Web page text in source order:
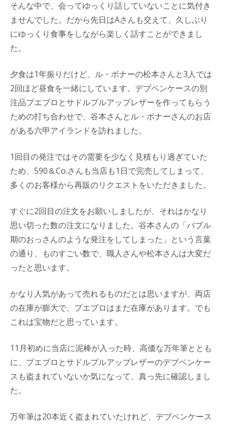
そんな中で、会ってゆっくり話していないことに気付き
ませんでした。だから先日はAさんも交えて、久しぶり
にゆっくり食事をしながら楽しく話すことができまし
た。
夕食は1年振りだけど、ル・ボナーの松本さんと3人では
2回ほど昼食を一緒にしています。デブペンケースの別
注品プエブロとサドルプルアップレザーを作ってもらう
ための打ち合わせで、谷本さんとル・ボナーさんのお店
がある六甲アイランドを訪れました。
1回目の発注ではその需要を少なく見積もり過ぎていた
ため、590＆Co.さんも当店も1日で完売してしまって、
多くのお客様から再販のリクエストをいただきました。
すぐに2回目の注文をお願いしましたが、それはかなり
思い切った数の注文になりました。谷本さんの「バブル
期のおっさんのような発注をしてしまった」という言葉
の通り、ものすごい数で、職人さんや松本さんは大変だ
ったと思います。
かなり人気があって売れるものだとは思いますが、両店
の在庫が膨大で、プエブロはまだ在庫があります。でも
これは宝物だと思っています。
11月初めに当店に泥棒が入った時、高価な万年筆ととも
に、プエブロとサドルプルアップレザーのデブペンケー
スも盗まれていないか気になって、真っ先に確認しまし
た。
万年筆は20本近く盗まれていたけれど、デブペンケース